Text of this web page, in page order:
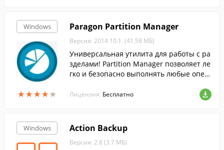
Windows
★★★★★
★★★★★
Paragon Partition Manager
Версия: 2014 10.1. (41.58 МБ)
Универсальная утилита для работы с ра
зделами! Partition Manager позволяет ле
гко и безопасно выполнять любые опер
Лицензия: Бесплатно
Windows Action Backup
Версия: 2.8 (3.7 МБ)